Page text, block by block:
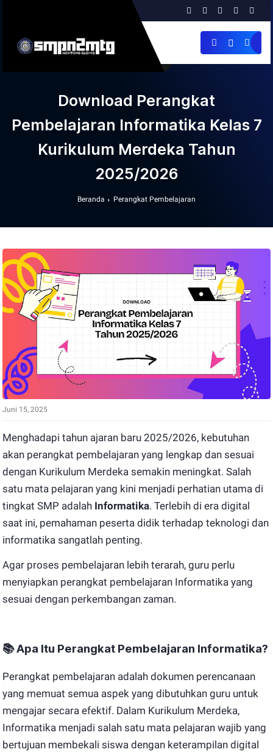
Download Perangkat
Pembelajaran Informatika Kelas 7
Kurikulum Merdeka Tahun
2025/2026
Beranda Perangkat Pembelajaran
Juni 15, 2025
Menghadapi tahun ajaran baru 2025/2026, kebutuhan
akan perangkat pembelajaran yang lengkap dan sesuai
dengan Kurikulum Merdeka semakin meningkat. Salah
satu mata pelajaran yang kini menjadi perhatian utama di
tingkat SMP adalah Informatika. Terlebih di era digital
saat ini, pemahaman peserta didik terhadap teknologi dan
informatika sangatlah penting.
Agar proses pembelajaran lebih terarah, guru perlu
menyiapkan perangkat pembelajaran Informatika yang
sesuai dengan perkembangan zaman.
📚Apa Itu Perangkat Pembelajaran Informatika?
Perangkat pembelajaran adalah dokumen perencanaan
yang memuat semua aspek yang dibutuhkan guru untuk
mengajar secara efektif. Dalam Kurikulum Merdeka,
Informatika menjadi salah satu mata pelajaran wajib yang
bertujuan membekali siswa dengan keterampilan digital